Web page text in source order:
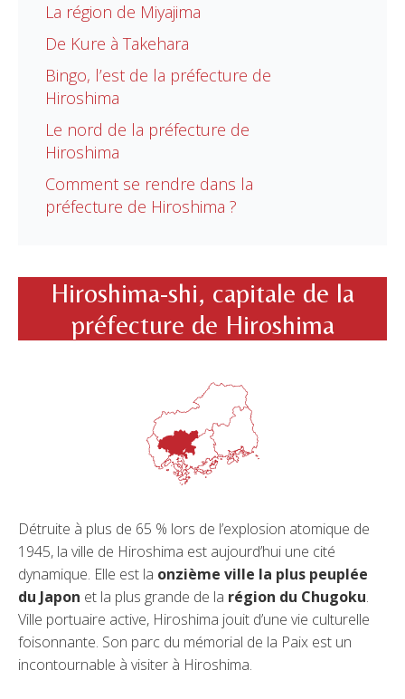
La région de Miyajima
De Kure à Takehara
Bingo, l’est de la préfecture de
Hiroshima
Le nord de la préfecture de
Hiroshima
Comment se rendre dans la
préfecture de Hiroshima ?
Hiroshima-shi, capitale de la
préfecture de Hiroshima
Détruite à plus de 65 % lors de l’explosion atomique de
1945, la ville de Hiroshima est aujourd’hui une cité
dynamique. Elle est la onzième ville la plus peuplée
du Japon et la plus grande de la région du Chugoku.
Ville portuaire active, Hiroshima jouit d’une vie culturelle
foisonnante. Son parc du mémorial de la Paix est un
incontournable à visiter à Hiroshima.